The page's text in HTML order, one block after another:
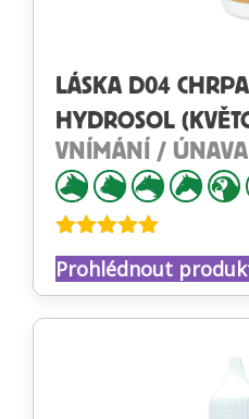
LÁSKA D04
HYDROSOL
VNÍMÁNÍ /
Hodnocení
4.88z 5
Prohlédnout